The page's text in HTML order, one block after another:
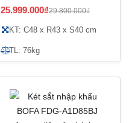
25.999.000₫29.800.000₫
KT: C48 x R43 x S40 cm
TL: 76kg